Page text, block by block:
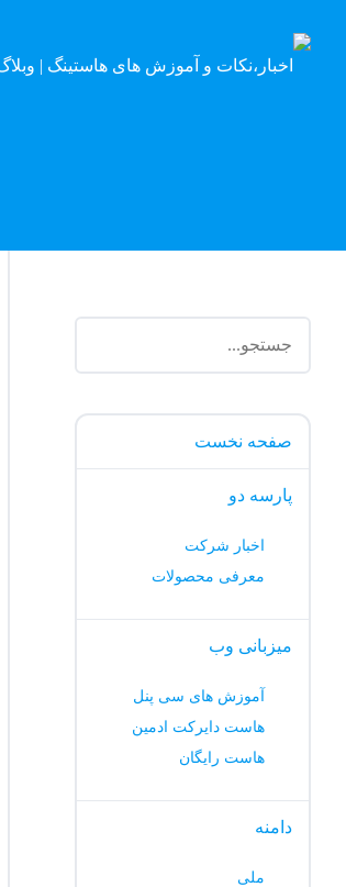
صفحه نخست
پارسه دو
اخبار شرکت
معرفی محصولات
میزبانی وب
آموزش های سی پنل
هاست دایرکت ادمین
هاست رایگان
دامنه
ملی